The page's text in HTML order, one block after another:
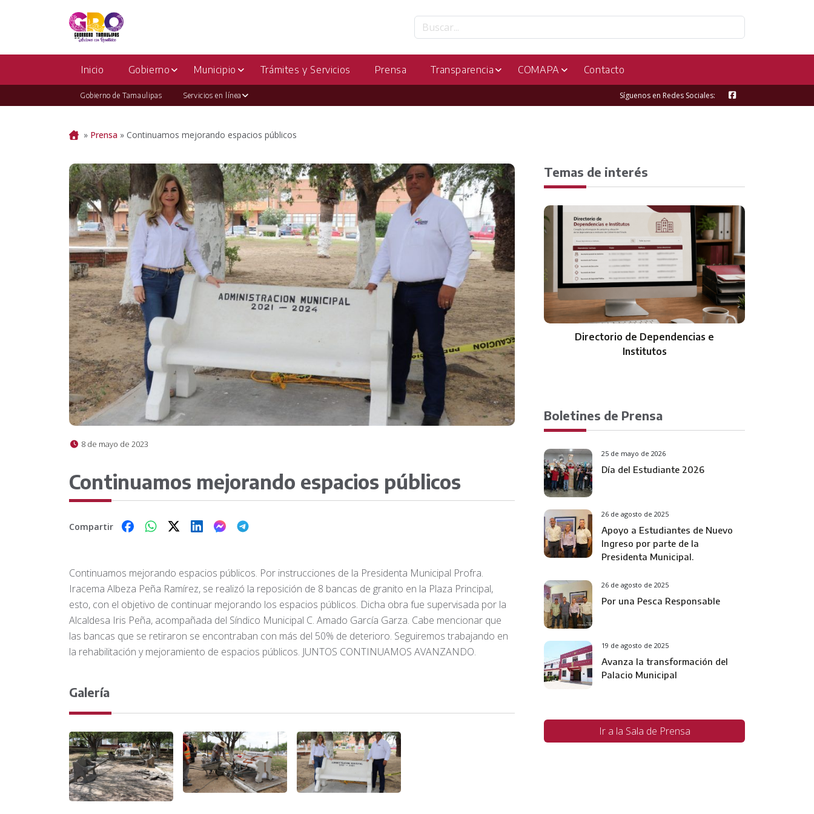
Inicio Gobierno Municipio Trámites y Servicios Prensa Transparencia COMAPA Contacto
Gobierno de Tamaulipas Servicios en línea Síguenos en Redes Sociales:
Portada
» Prensa » Continuamos mejorando espacios públicos
8 de mayo de 2023
Continuamos mejorando espacios públicos
Compartir
Continuamos mejorando espacios públicos. Por instrucciones de la Presidenta Municipal Profra.
Iracema Albeza Peña Ramírez, se realizó la reposición de 8 bancas de granito en la Plaza Principal,
esto, con el objetivo de continuar mejorando los espacios públicos. Dicha obra fue supervisada por la
Alcaldesa Iris Peña, acompañada del Síndico Municipal C. Amado García Garza. Cabe mencionar que
las bancas que se retiraron se encontraban con más del 50% de deterioro. Seguiremos trabajando en
la rehabilitación y mejoramiento de espacios públicos. JUNTOS CONTINUAMOS AVANZANDO.
Galería
Temas de interés
Directorio de Dependencias e
Boletines de Prensa
25 de mayo de 2026
Día del Estudiante 2026
26 de agosto de 2025
Apoyo a Estudiantes de Nuevo
Ingreso por parte de la
Presidenta Municipal.
26 de agosto de 2025
Por una Pesca Responsable
19 de agosto de 2025
Avanza la transformación del
Palacio Municipal
Ir a la Sala de Prensa